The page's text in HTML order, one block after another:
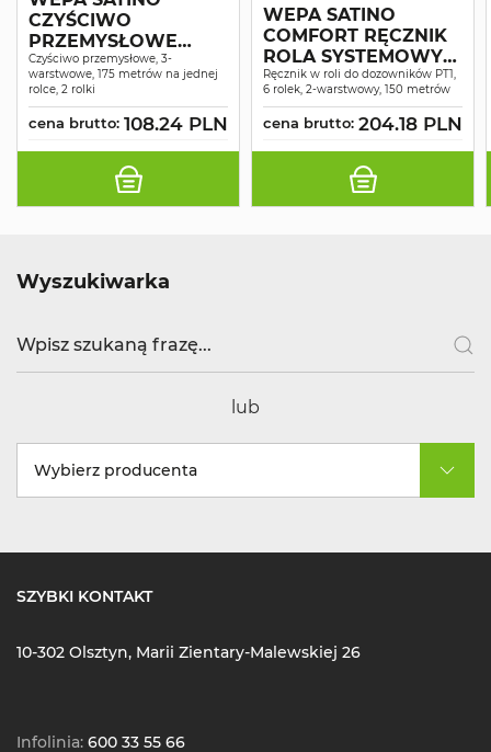
CZYŚCIWO
PRZEMYSŁOWE
COMFORT
NIEBIESKIE
RECYKLING 3W 175M
A2
Czyściwo przemysłowe, 3-
warstwowe, 175 metrów na jednej
rolce, 2 rolki
cena brutto: 108.24 PLN
WEPA SATINO
COMFORT RĘCZNIK
ROLA SYSTEMOWY
MAKULATURA
ŚNIEŻNOBIAŁY 2W
150MB A6
Ręcznik w roli do dozowników PT1,
6 rolek, 2-warstwowy, 150 metrów
cena brutto: 204.18 PLN
Wyszukiwarka
lub
Wybierz producenta
SZYBKI KONTAKT
10-302 Olsztyn, Marii Zientary-Malewskiej 26
Infolinia: 600 33 55 66